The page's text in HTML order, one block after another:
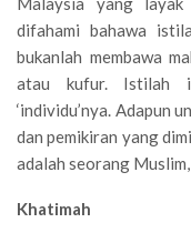
difahami bahawa
bukanlah membawa
atau kufur. Istilah
‘individu’nya. Adapun
dan pemikiran yang
adalah seorang
Khatimah